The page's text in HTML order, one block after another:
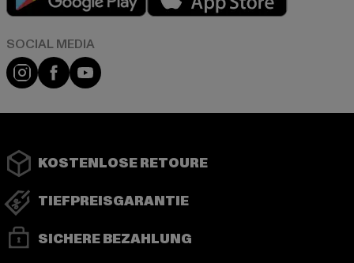
Instagram
FacebookYouTube
KOSTENLOSE RETOURE
TIEFPREISGARANTIE
SICHERE BEZAHLUNG